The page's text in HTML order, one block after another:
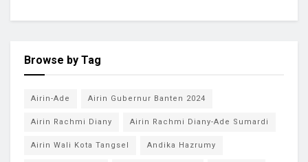
Browse by Tag
Airin-Ade Airin Gubernur Banten 2024
Airin Rachmi Diany Airin Rachmi Diany-Ade Sumardi
Airin Wali Kota Tangsel Andika Hazrumy